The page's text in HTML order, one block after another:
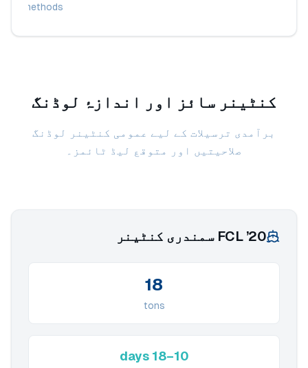
methods
کنٹینر سائز اور اندازۂ لوڈنگ
برآمدی ترسیلات کے لیے عمومی کنٹینر لوڈنگ
صلاحیتیں اور متوقع لیڈ ٹائمز۔
20’ FCL سمندری کنٹینر
18
tons
10–18 days